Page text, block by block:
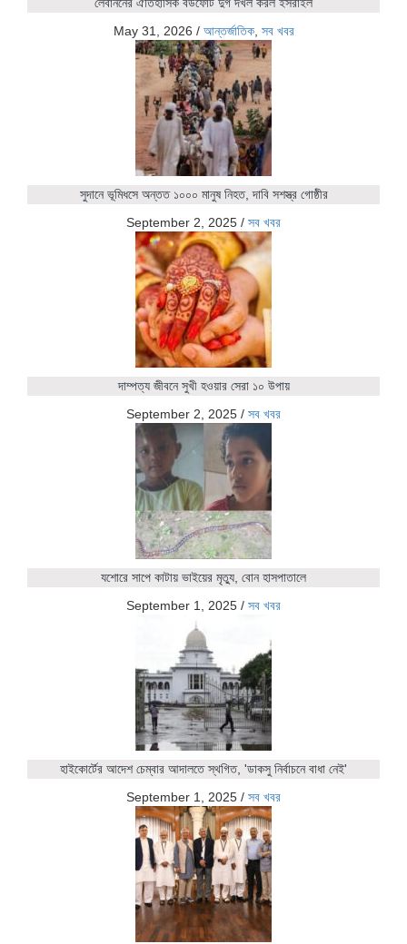
লেবাননের ঐতিহাসিক বউফোর্ট দুর্গ দখল করল ইসরাইল
May 31, 2026 / আন্তর্জাতিক, সব খবর
সুদানে ভূমিধসে অন্তত ১০০০ মানুষ নিহত, দাবি সশস্ত্র গোষ্ঠীর
September 2, 2025 / সব খবর
দাম্পত্য জীবনে সুখী হওয়ার সেরা ১০ উপায়
September 2, 2025 / সব খবর
যশোরে সাপে কাটায় ভাইয়ের মৃত্যু, বোন হাসপাতালে
September 1, 2025 / সব খবর
হাইকোর্টের আদেশ চেম্বার আদালতে স্থগিত, 'ডাকসু নির্বাচনে বাধা নেই'
September 1, 2025 / সব খবর